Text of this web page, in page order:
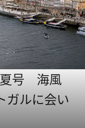
夏号 海風
ガルに会い